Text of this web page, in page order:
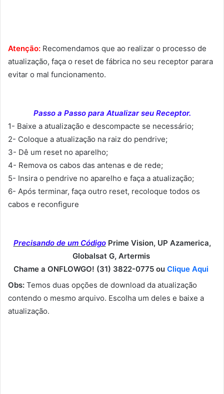
Atenção: Recomendamos que ao realizar o processo de
atualização, faça o reset de fábrica no seu receptor parara
evitar o mal funcionamento.
Passo a Passo para Atualizar seu Receptor.
1- Baixe a atualização e descompacte se necessário;
2- Coloque a atualização na raiz do pendrive;
3- Dê um reset no aparelho;
4- Remova os cabos das antenas e de rede;
5- Insira o pendrive no aparelho e faça a atualização;
6- Após terminar, faça outro reset, recoloque todos os
cabos e reconfigure
Precisando de um Código Prime Vision, UP Azamerica,
Globalsat G, Artermis
Chame a ONFLOWGO! (31) 3822-0775 ou Clique Aqui
Obs: Temos duas opções de download da atualização
contendo o mesmo arquivo. Escolha um deles e baixe a
atualização.